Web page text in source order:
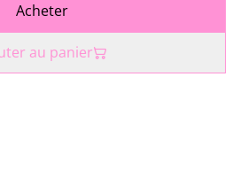
Acheter
au panier